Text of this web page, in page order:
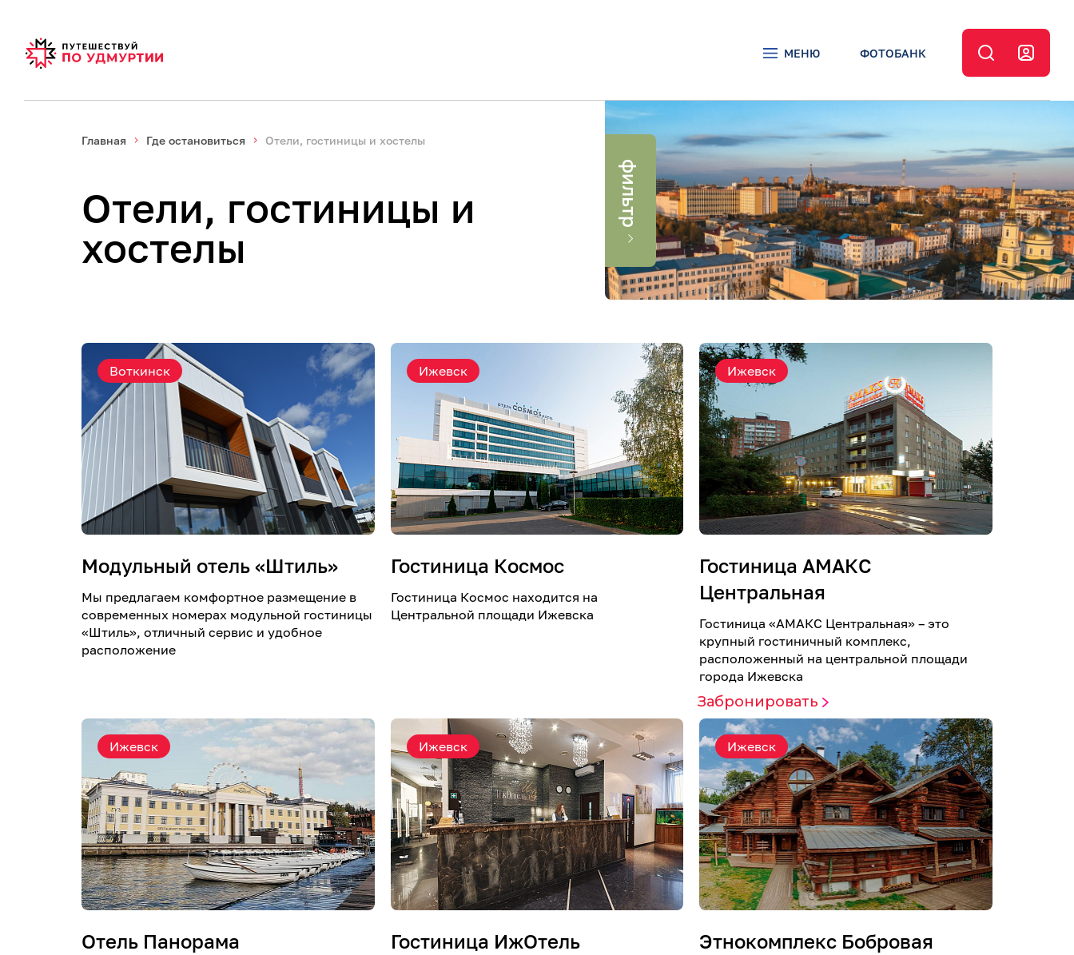
МЕНЮ ФОТОБАНК
Главная Где остановиться Отели, гостиницы и хостелы
Отели, гостиницы и
хостелы
Применить фильтр
Воткинск
Модульный отель «Штиль»
Мы предлагаем комфортное размещение в
современных номерах модульной гостиницы
«Штиль», отличный сервис и удобное
расположение
Ижевск
Гостиница Космос
Гостиница Космос находится на
Центральной площади Ижевска
Ижевск
Гостиница АМАКС
Центральная
Гостиница «AMАКС Центральная» – это
крупный гостиничный комплекс,
расположенный на центральной площади
города Ижевска
Забронировать
Ижевск
Отель Панорама
Ижевск
Гостиница ИжОтель
Ижевск
Этнокомплекс Бобровая